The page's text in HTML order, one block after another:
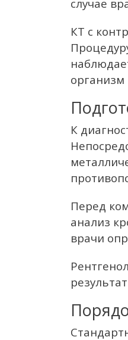
случае
КТ с
организм
К
Перед
анализ
врачи